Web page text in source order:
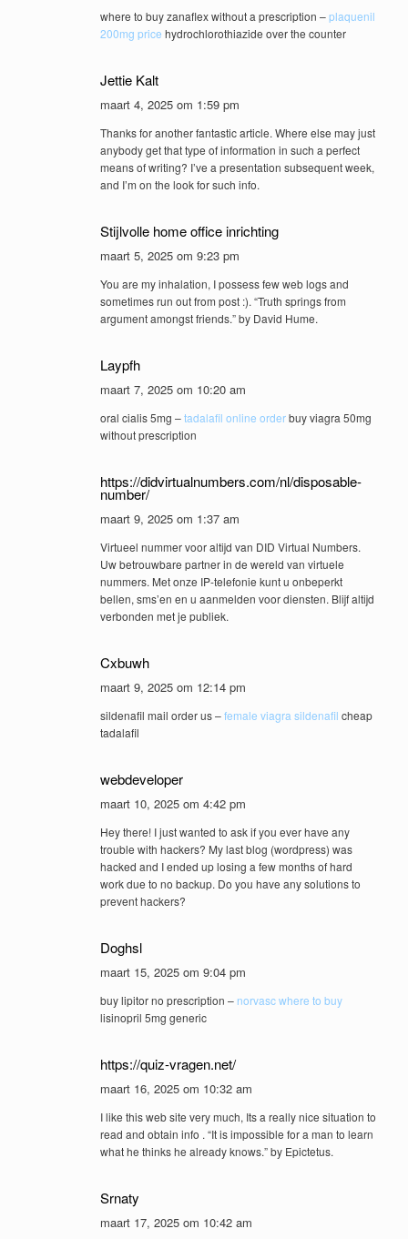
where to buy zanaflex without a prescription –plaquenil
200mg price hydrochlorothiazide over the counter
Jettie Kalt
maart 4, 2025 om 1:59 pm
Thanks for another fantastic article. Where else may just
anybody get that type of information in such a perfect
means of writing? I’ve a presentation subsequent week,
and I’m on the look for such info.
Stijlvolle home office inrichting
maart 5, 2025 om 9:23 pm
You are my inhalation, I possess few web logs and
sometimes run out from post :). “Truth springs from
argument amongst friends.” by David Hume.
Laypfh
maart 7, 2025 om 10:20 am
oral cialis 5mg –tadalafil online orderbuy viagra 50mg
without prescription
https://didvirtualnumbers.com/nl/disposable-
number/
maart 9, 2025 om 1:37 am
Virtueel nummer voor altijd van DID Virtual Numbers.
Uw betrouwbare partner in de wereld van virtuele
nummers. Met onze IP-telefonie kunt u onbeperkt
bellen, sms’en en u aanmelden voor diensten. Blijf altijd
verbonden met je publiek.
Cxbuwh
maart 9, 2025 om 12:14 pm
sildenafil mail order us –female viagra sildenafil cheap
tadalafil
webdeveloper
maart 10, 2025 om 4:42 pm
Hey there! I just wanted to ask if you ever have any
trouble with hackers? My last blog (wordpress) was
hacked and I ended up losing a few months of hard
work due to no backup. Do you have any solutions to
prevent hackers?
Doghsl
maart 15, 2025 om 9:04 pm
buy lipitor no prescription – norvasc where to buy
lisinopril 5mg generic
https://quiz-vragen.net/
maart 16, 2025 om 10:32 am
I like this web site very much, Its a really nice situation to
read and obtain info . “It is impossible for a man to learn
what he thinks he already knows.” by Epictetus.
Srnaty
maart 17, 2025 om 10:42 am